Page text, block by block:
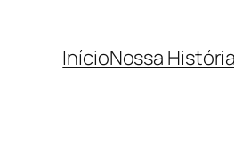
InícioNossa